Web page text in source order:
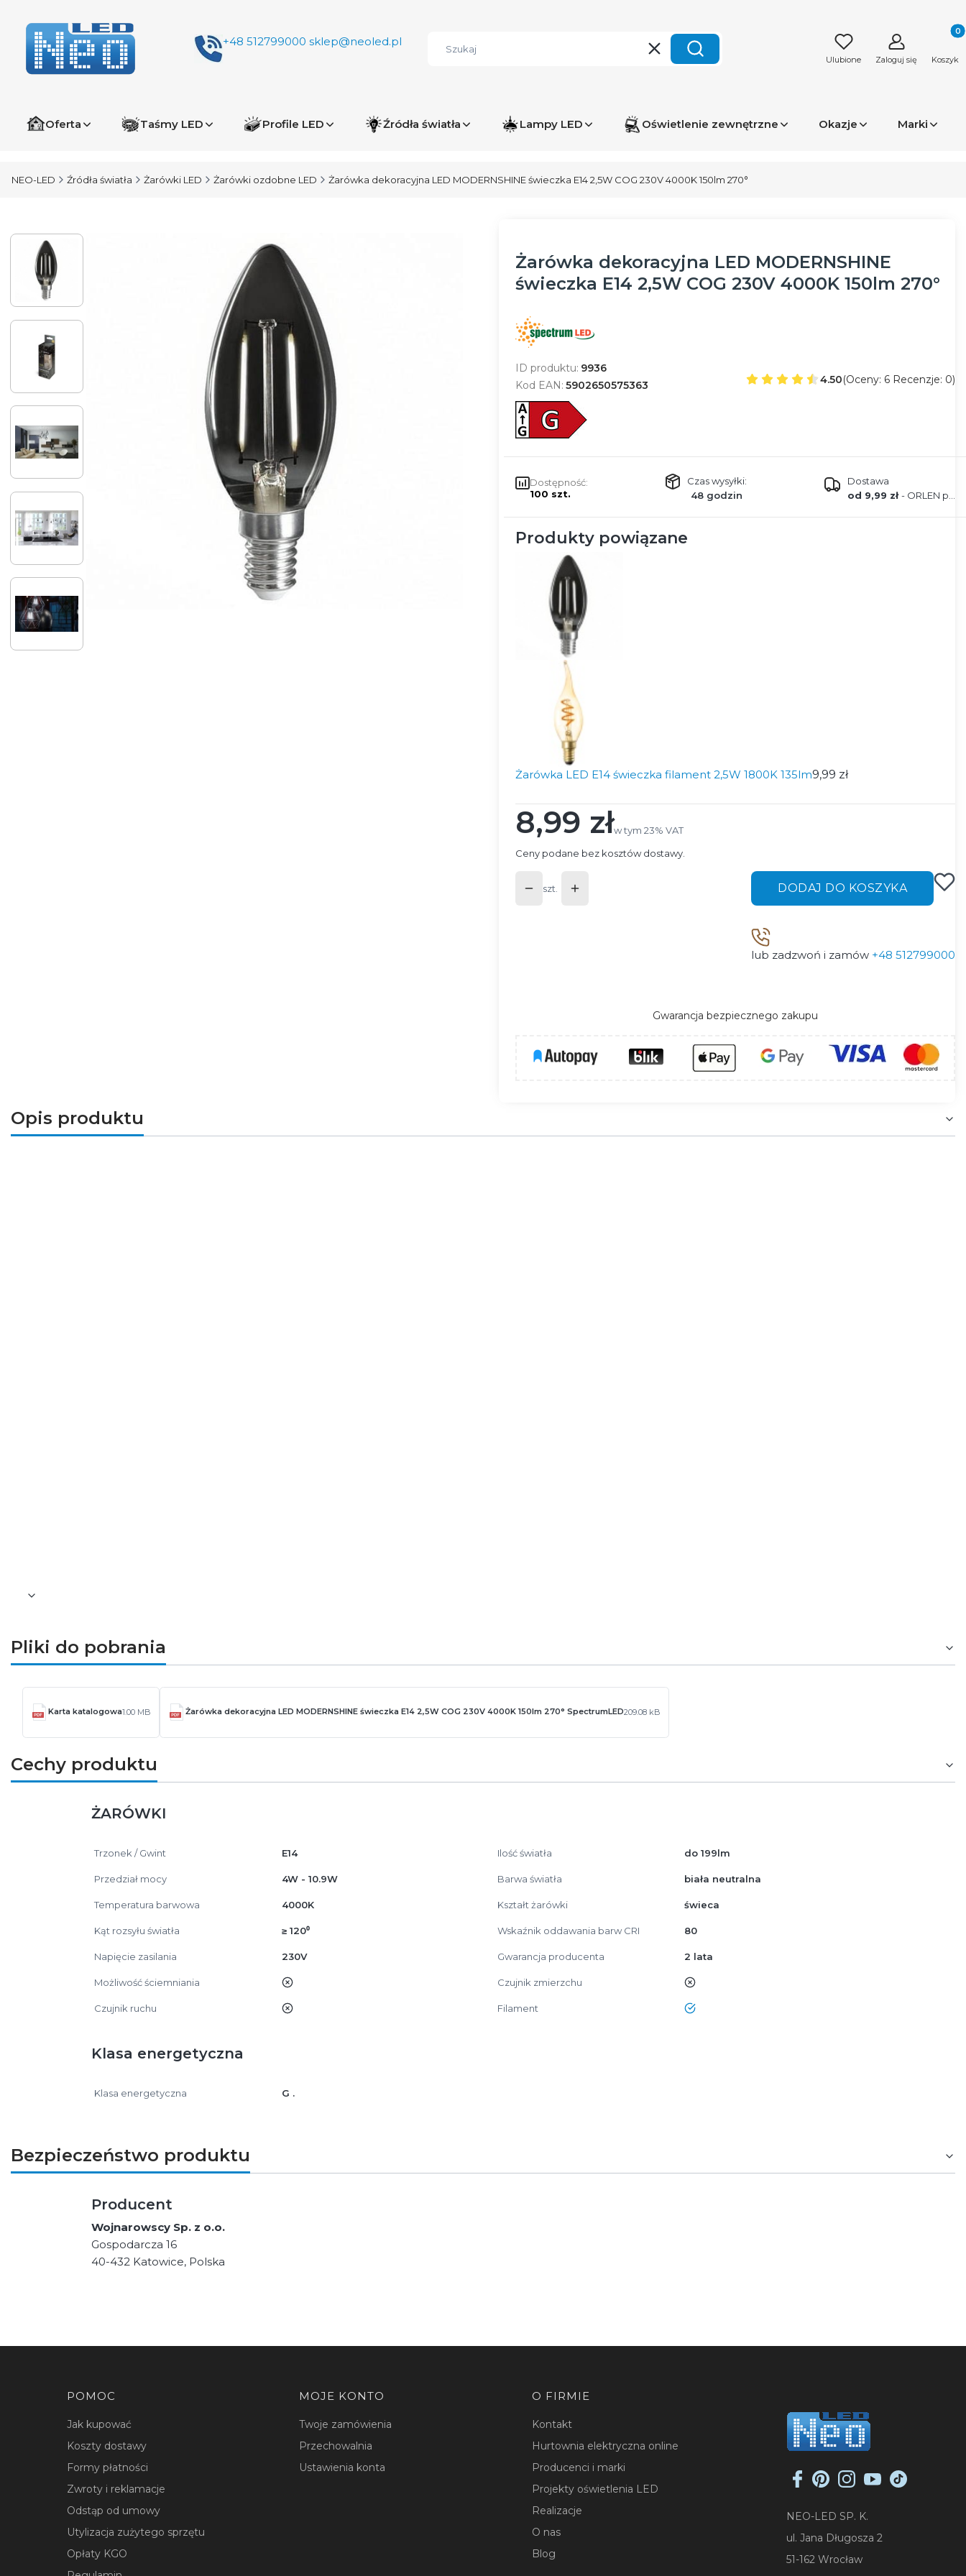
+48 512799000 sklep@neoled.pl
WyczyśćSzukaj Ulubione Zaloguj się Koszyk
Oferta Taśmy LED Profile LED Źródła światła Lampy LED Oświetlenie zewnętrzne Okazje Marki
NEO-LED Źródła światła Żarówki LED Żarówki ozdobne LED Żarówka dekoracyjna LED MODERNSHINE świeczka E14 2,5W COG 230V 4000K 150lm 270°
Żarówka dekoracyjna LED MODERNSHINE
świeczka E14 2,5W COG 230V 4000K 150lm 270°
ID produktu: 9936
Kod EAN: 5902650575363 4.50(Oceny: 6 Recenzje: 0)
Dostępność:
100 szt.
Czas wysyłki:
48 godzin
Dostawa
od 9,99 zł- ORLEN paczka
Produkty powiązane
Żarówka LED E14 świeczka filament 2,5W 1800K 135lm9,99 zł
Cena
8,99 złw tym 23% VAT
w tym 23% VAT
Ceny podane bez kosztów dostawy.
szt. DODAJ DO KOSZYKA
lub zadzwoń i zamów +48 512799000
Gwarancja bezpiecznego zakupu
Opis produktu
Pliki do pobrania
Karta katalogowa1.00 MB Żarówka dekoracyjna LED MODERNSHINE świeczka E14 2,5W COG 230V 4000K 150lm 270° SpectrumLED209.08 kB
Cechy produktu
ŻARÓWKI
Trzonek / Gwint E14 Ilość światła do 199lm
Przedział mocy 4W - 10.9W Barwa światła biała neutralna
Temperatura barwowa 4000K Kształt żarówki świeca
Kąt rozsyłu światła ≥ 120⁰ Wskaźnik oddawania barw CRI 80
Napięcie zasilania 230V Gwarancja producenta 2 lata
Możliwość ściemniania nie Czujnik zmierzchu nie
Czujnik ruchu nie Filament tak
Klasa energetyczna
Klasa energetyczna G .
Bezpieczeństwo produktu
Producent
Wojnarowscy Sp. z o.o.
Gospodarcza 16
40-432 Katowice, Polska
Linki w stopce
POMOC
Jak kupować
Koszty dostawy
Formy płatności
Zwroty i reklamacje
Odstąp od umowy
Utylizacja zużytego sprzętu
Opłaty KGO
MOJE KONTO
Twoje zamówienia
Przechowalnia
Ustawienia konta
O FIRMIE
Kontakt
Hurtownia elektryczna online
Producenci i marki
Projekty oświetlenia LED
Realizacje
O nas
Blog
NEO-LED SP. K.
ul. Jana Długosza 2
51-162 Wrocław